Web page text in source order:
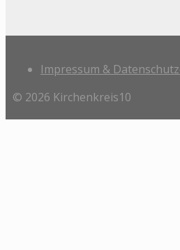
Impressum &
© 2026 Kirchenkreis10